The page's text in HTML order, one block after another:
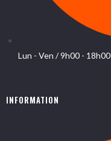
Lun - Ven / 9h00 - 18h00
INFORMATION